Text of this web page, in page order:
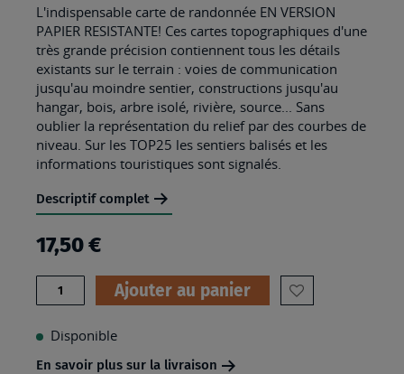
of
the
images
gallery
L'indispensable carte de randonnée EN VERSION
PAPIER RESISTANTE! Ces cartes topographiques d'une
très grande précision contiennent tous les détails
existants sur le terrain : voies de communication
jusqu'au moindre sentier, constructions jusqu'au
hangar, bois, arbre isolé, rivière, source... Sans
oublier la représentation du relief par des courbes de
niveau. Sur les TOP25 les sentiers balisés et les
informations touristiques sont signalés.
Descriptif complet
17,50 €
Quantité Ajouter au panier
AJOUTER
Disponible
En savoir plus sur la livraison